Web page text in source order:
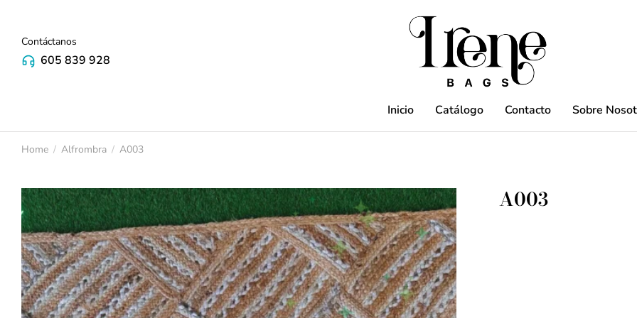
Contáctanos
605 839 928
Inicio Catálogo Contacto Sobre
You are here:
Home Alfrombra A003
A003